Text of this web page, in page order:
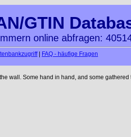
GTIN
online abfragen:
| FAQ - häufige Fragen
wall. Some hand in hand, and some